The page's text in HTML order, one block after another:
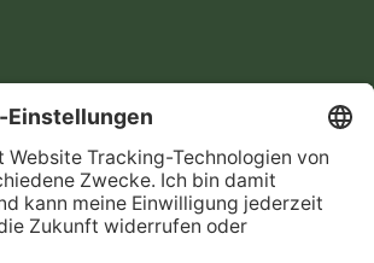
Data